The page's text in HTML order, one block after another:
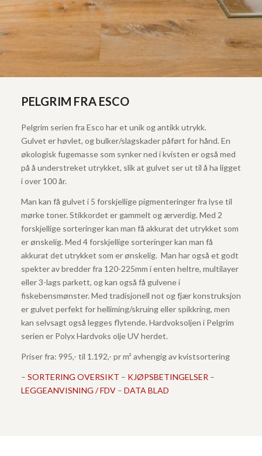
PELGRIM FRA ESCO
Pelgrim serien fra Esco har et unik og antikk utrykk.
Gulvet er høvlet, og bulker/slagskader påført for hånd. En
økologisk fugemasse som synker ned i kvisten er også med
på å understreket utrykket, slik at gulvet ser ut til å ha ligget
i over 100 år.
Man kan få gulvet i 5 forskjellige pigmenteringer fra lyse til
mørke toner. Stikkordet er gammelt og ærverdig. Med 2
forskjellige sorteringer kan man få akkurat det utrykket som
er ønskelig. Med 4 forskjellige sorteringer kan man få
akkurat det utrykket som er ønskelig. Man har også et godt
spekter av bredder fra 120-225mm i enten heltre, multilayer
eller 3-lags parkett, og kan også få gulvene i
fiskebensmønster. Med tradisjonell not og fjær konstruksjon
er gulvet perfekt for helliming/skruing eller spikkring, men
kan selvsagt også legges flytende. Hardvoksoljen i Pelgrim
serien er Polyx Hardvoks olje UV herdet.
Priser fra: 995,- til 1.192,- pr m² avhengig av kvistsortering
– SORTERING OVERSIKT – KJØPSBETINGELSER –
LEGGEANVISNING / FDV – DATA BLAD